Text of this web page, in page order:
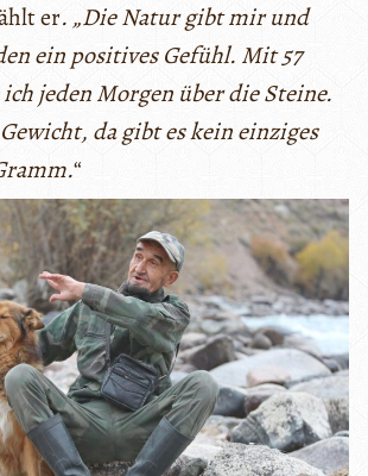
er. „Die Natur gibt mir und
ein positives Gefühl. Mit 57
jeden Morgen über die Steine.
da gibt es kein einziges
“